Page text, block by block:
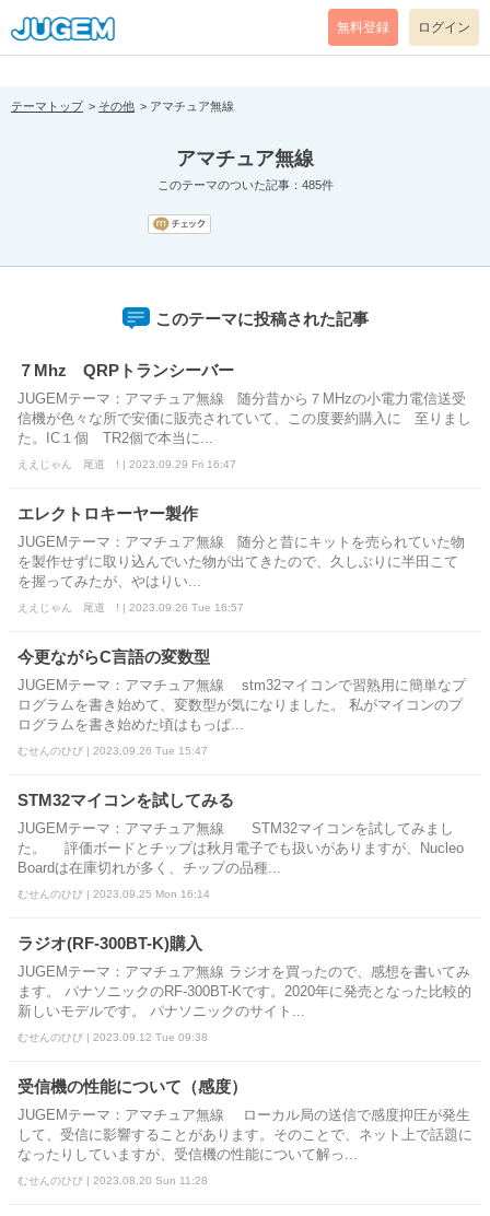
[pear_error: message="Success" code=0 mode=return level=notice
prefix="" info=""]
無料登録 ログイン
テーマトップ その他 アマチュア無線
アマチュア無線
このテーマのついた記事：485件
このテーマに投稿された記事
７Mhz QRPトランシーバー
JUGEMテーマ：アマチュア無線 随分昔から７MHzの小電力電信送受
信機が色々な所で安価に販売されていて、この度要約購入に 至りまし
た。IC１個 TR2個で本当に...
ええじゃん 尾道 ! | 2023.09.29 Fri 16:47
エレクトロキーヤー製作
JUGEMテーマ：アマチュア無線 随分と昔にキットを売られていた物
を製作せずに取り込んでいた物が出てきたので、久しぶりに半田こて
を握ってみたが、やはりい...
ええじゃん 尾道 ! | 2023.09.26 Tue 16:57
今更ながらC言語の変数型
JUGEMテーマ：アマチュア無線 stm32マイコンで習熟用に簡単なプ
ログラムを書き始めて、変数型が気になりました。 私がマイコンのプ
ログラムを書き始めた頃はもっぱ...
むせんのひび | 2023.09.26 Tue 15:47
STM32マイコンを試してみる
JUGEMテーマ：アマチュア無線 STM32マイコンを試してみまし
た。 評価ボードとチップは秋月電子でも扱いがありますが、Nucleo
Boardは在庫切れが多く、チップの品種...
むせんのひび | 2023.09.25 Mon 16:14
ラジオ(RF-300BT-K)購入
JUGEMテーマ：アマチュア無線 ラジオを買ったので、感想を書いてみ
ます。 パナソニックのRF-300BT-Kです。2020年に発売となった比較的
新しいモデルです。 パナソニックのサイト...
むせんのひび | 2023.09.12 Tue 09:38
受信機の性能について（感度）
JUGEMテーマ：アマチュア無線 ローカル局の送信で感度抑圧が発生
して、受信に影響することがあります。そのことで、ネット上で話題に
なったりしていますが、受信機の性能について解っ...
むせんのひび | 2023.08.20 Sun 11:28